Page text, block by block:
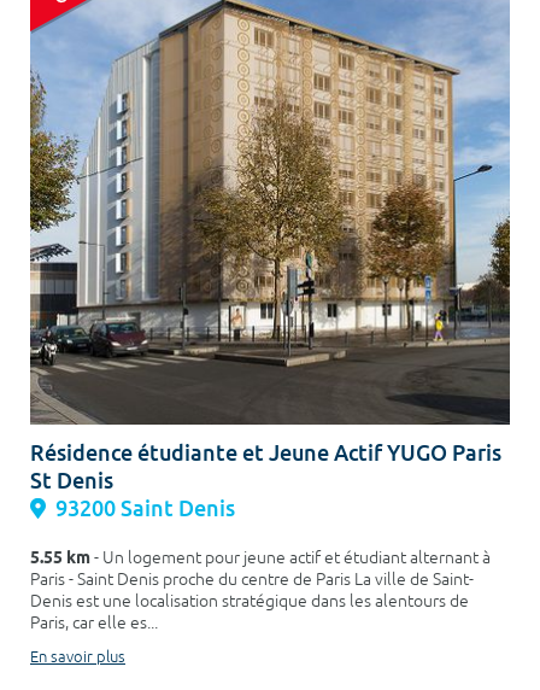
Résidence étudiante et Jeune Actif YUGO Paris
St Denis
93200 Saint Denis
5.55 km- Un logement pour jeune actif et étudiant alternant à
Paris - Saint Denis proche du centre de Paris La ville de Saint-
Denis est une localisation stratégique dans les alentours de
Paris, car elle es...
En savoir plus